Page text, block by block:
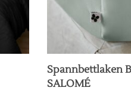
Spannbettlaken
SALOMÉ